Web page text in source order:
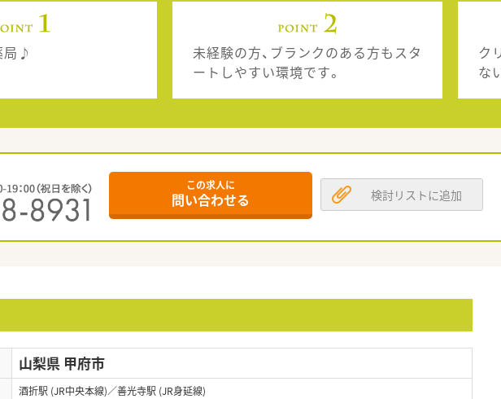
局♪
未経験の方、ブランクのある方もスタ
ートしやすい環境です。
ク
な
この求人に
問い合わせる 検討リストに追加
山梨県 甲府市
酒折駅 (JR中央本線)／善光寺駅 (JR身延線)